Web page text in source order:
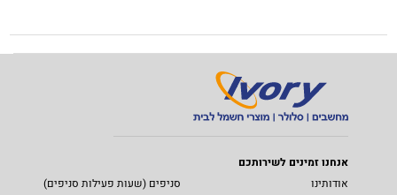
אנחנו זמינים לשירותכם
אודותינו
סניפים (שעות פעילות סניפים)